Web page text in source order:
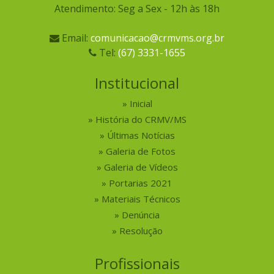
Atendimento: Seg a Sex - 12h às 18h
Email: comunicacao@crmvms.org.br
Tel: (67) 3331-1655
Institucional
Inicial
História do CRMV/MS
Últimas Notícias
Galeria de Fotos
Galeria de Vídeos
Portarias 2021
Materiais Técnicos
Denúncia
Resolução
Profissionais